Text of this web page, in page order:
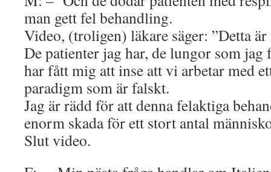
man gett fel behandling.
Video, (troligen) läkare säger: ”Detta
De patienter jag har, de lungor som
har fått mig att inse att vi arbetar med
paradigm som är falskt.
Jag är rädd för att denna felaktiga
enorm skada för ett stort antal
Slut video.